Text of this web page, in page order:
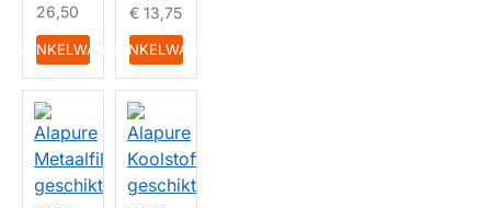
26,50
IN WINKELWAGEN
€ 13,75
IN WINKELWAGEN